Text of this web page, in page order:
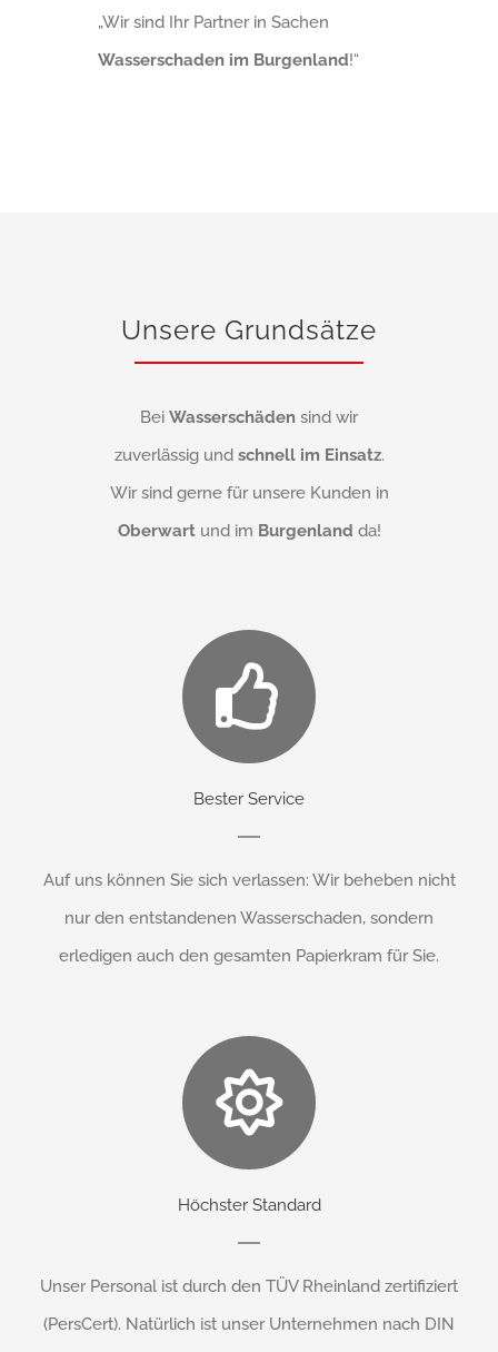
„Wir sind Ihr Partner in Sachen
Wasserschaden im Burgenland!“
Unsere Grundsätze
Bei Wasserschäden sind wir
zuverlässig und schnell im Einsatz.
Wir sind gerne für unsere Kunden in
Oberwart und im Burgenland da!
Bester Service
Auf uns können Sie sich verlassen: Wir beheben nicht
nur den entstandenen Wasserschaden, sondern
erledigen auch den gesamten Papierkram für Sie.
Höchster Standard
Unser Personal ist durch den TÜV Rheinland zertifiziert
(PersCert). Natürlich ist unser Unternehmen nach DIN